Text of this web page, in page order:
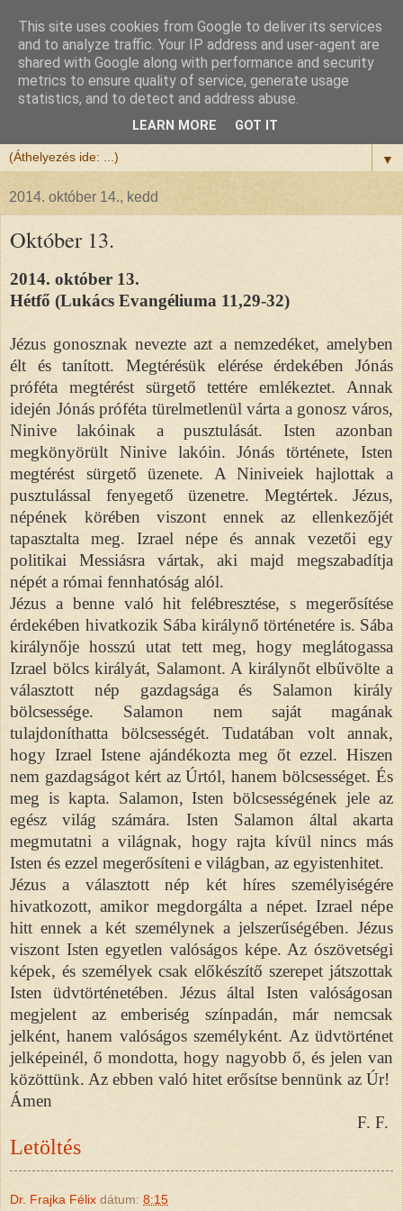
Félix atya
Szeretettel köszöntöm a honlapomra ellátogatót.
▼
2014. október 14., kedd
Október 13.
2014. október 13.
Hétfő (Lukács Evangéliuma 11,29-32)
Jézus gonosznak nevezte azt a nemzedéket, amelyben
élt és tanított. Megtérésük elérése érdekében Jónás
próféta megtérést sürgető tettére emlékeztet. Annak
idején Jónás próféta türelmetlenül várta a gonosz város,
Ninive lakóinak a pusztulását. Isten azonban
megkönyörült Ninive lakóin. Jónás története, Isten
megtérést sürgető üzenete. A Niniveiek hajlottak a
pusztulással fenyegető üzenetre. Megtértek. Jézus,
népének körében viszont ennek az ellenkezőjét
tapasztalta meg. Izrael népe és annak vezetői egy
politikai Messiásra vártak, aki majd megszabadítja
népét a római fennhatóság alól.
Jézus a benne való hit felébresztése, s megerősítése
érdekében hivatkozik Sába királynő történetére is. Sába
királynője hosszú utat tett meg, hogy meglátogassa
Izrael bölcs királyát, Salamont. A királynőt elbűvölte a
választott nép gazdagsága és Salamon király
bölcsessége. Salamon nem saját magának
tulajdoníthatta bölcsességét. Tudatában volt annak,
hogy Izrael Istene ajándékozta meg őt ezzel. Hiszen
nem gazdagságot kért az Úrtól, hanem bölcsességet. És
meg is kapta. Salamon, Isten bölcsességének jele az
egész világ számára. Isten Salamon által akarta
megmutatni a világnak, hogy rajta kívül nincs más
Isten és ezzel megerősíteni e világban, az egyistenhitet.
Jézus a választott nép két híres személyiségére
hivatkozott, amikor megdorgálta a népet. Izrael népe
hitt ennek a két személynek a jelszerűségében. Jézus
viszont Isten egyetlen valóságos képe. Az ószövetségi
képek, és személyek csak előkészítő szerepet játszottak
Isten üdvtörténetében. Jézus által Isten valóságosan
megjelent az emberiség színpadán, már nemcsak
jelként, hanem valóságos személyként. Az üdvtörténet
jelképeinél, ő mondotta, hogy nagyobb ő, és jelen van
közöttünk. Az ebben való hitet erősítse bennünk az Úr!
Ámen
F. F.
Letöltés
Dr. Frajka Félix dátum: 8:15
This site uses cookies from Google to deliver its services
and to analyze traffic. Your IP address and user-agent are
shared with Google along with performance and security
metrics to ensure quality of service, generate usage
statistics, and to detect and address abuse.
LEARN MORE GOT IT